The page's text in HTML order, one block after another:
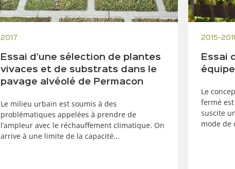
2017
Essai d’une sélection de plantes
vivaces et de substrats dans le
pavage alvéolé de Permacon
Le milieu urbain est soumis à des
problématiques appelées à prendre de
l’ampleur avec le réchauffement climatique. On
arrive à une limite de la capacité...
2015-
Essai
Le
fermé
suscite
mode de